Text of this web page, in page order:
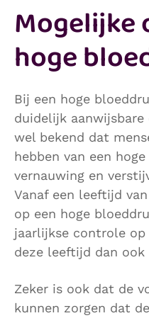
Mogelijke
hoge
Bij een hoge
duidelijk
wel bekend dat
hebben van een
vernauwing en
Vanaf een leeftijd
op een hoge
jaarlijkse controle
deze leeftijd dan ook
Zeker is ook dat de
kunnen zorgen dat